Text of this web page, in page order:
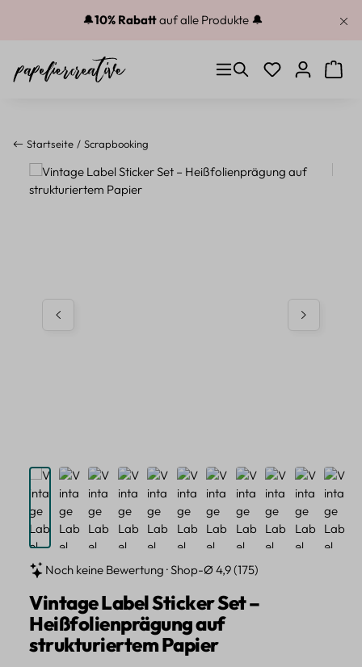
Zum Hauptinhalt springen
🔔10% Rabattauf alle Produkte 🔔
Du hast 0
Startseite Scrapbooking
Bildergalerie überspringen
Noch keine Bewertung · Shop-Ø 4,9 (175)
Vintage Label Sticker Set –
Heißfolienprägung auf
strukturiertem Papier